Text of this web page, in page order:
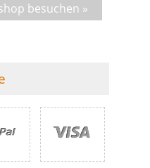
besuchen »